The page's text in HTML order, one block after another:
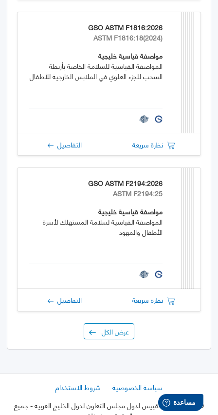
GSO ASTM F1816:2026
ASTM F1816:18(2024)
مواصفة قياسية خليجية
المواصفة القياسية للسلامة الخاصة بأربطة
السحب للجزء العلوي في الملابس الخارجية للأطفال
نظرة سريعة التفاصيل
GSO ASTM F2194:2026
ASTM F2194:25
مواصفة قياسية خليجية
المواصفة القياسية لسلامة المستهلك لأسرة
الأطفال والمهود
نظرة سريعة التفاصيل
عرض الكل
سياسة الخصوصية
شروط الاستخدام
© 2026 هيئة التقييس لدول مجلس التعاون لدول الخليج العربية
- جميع